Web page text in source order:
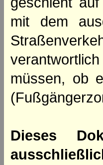
mit dem
müssen, ob
Dieses